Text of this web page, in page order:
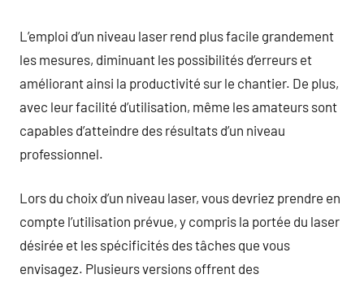
L’emploi d’un niveau laser rend plus facile grandement
les mesures, diminuant les possibilités d’erreurs et
améliorant ainsi la productivité sur le chantier. De plus,
avec leur facilité d’utilisation, même les amateurs sont
capables d’atteindre des résultats d’un niveau
professionnel.
Lors du choix d’un niveau laser, vous devriez prendre en
compte l’utilisation prévue, y compris la portée du laser
désirée et les spécificités des tâches que vous
envisagez. Plusieurs versions offrent des